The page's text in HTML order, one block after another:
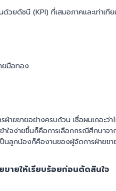
วยดัชนี (KPI) ที่เสมอภาคและเท่าเที
ยมือทอง
ยขายอย่างครบถ้วน เชื่อผมเถอะว่า
ใจง่ายขึ้นก็คือการเลือกกรณีศึกษาจ
นลูกน้องก็คืองานของผู้จัดการฝ่ายขา
ขายให้เรียบร้อยก่อนตัดสินใจ